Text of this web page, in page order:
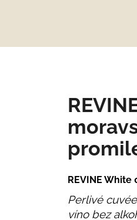
REVINE
Perlivé
víno bez